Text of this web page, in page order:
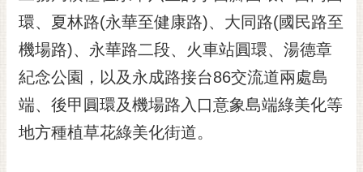
花
泉
桐
花
祭
網
環、夏林路(永華至健康路)、大同路(國民路至
機場路)、永華路二段、火車站圓環、湯德章
紀念公園，以及永成路接台86交流道兩處島
端、後甲圓環及機場路入口意象島端綠美化等
地方種植草花綠美化街道。